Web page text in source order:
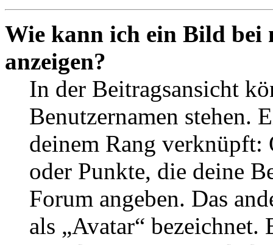
Wie kann ich ein Bild bei
anzeigen?
In der Beitragsansicht
Benutzernamen stehen.
deinem Rang verknüpft:
oder Punkte, die deine
Forum angeben. Das
als „Avatar“